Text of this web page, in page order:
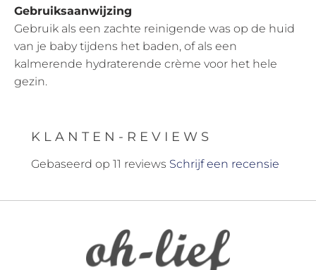
Gebruiksaanwijzing
Gebruik als een zachte reinigende was op de huid
van je baby tijdens het baden, of als een
kalmerende hydraterende crème voor het hele
gezin.
KLANTEN-REVIEWS
Gebaseerd op 11 reviews Schrijf een recensie